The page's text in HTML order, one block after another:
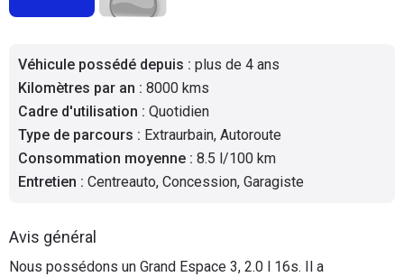
Utilitaires
Flottes
Auto
Services
Forum
Marques
Véhicule possédé depuis : plus de 4 ans
Kilomètres par an : 8000 kms
Cadre d'utilisation : Quotidien
Type de parcours : Extraurbain, Autoroute
Consommation moyenne : 8.5 l/100 km
Entretien : Centreauto, Concession, Garagiste
Avis général
Nous possédons un Grand Espace 3, 2.0 l 16s. Il a